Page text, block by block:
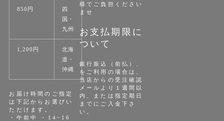
850円
四
国・
九州
1,200円
北海
道・
沖縄
お届け時間のご指定
は下記からお選びい
ただけます。
・午前中 ・14~16
様でご負担ください
ませ
お支払期限に
ついて
銀行振込（前払）、
をご利用の場合は、
当店からの受注確認
メールより１週間以
内、または指定期日
までにご入金下さ
い。